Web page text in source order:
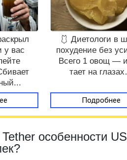
у вас
🩱 Диетологи в
похудение без
Всего 1 овощ —
тает на
Подробнее
особенности